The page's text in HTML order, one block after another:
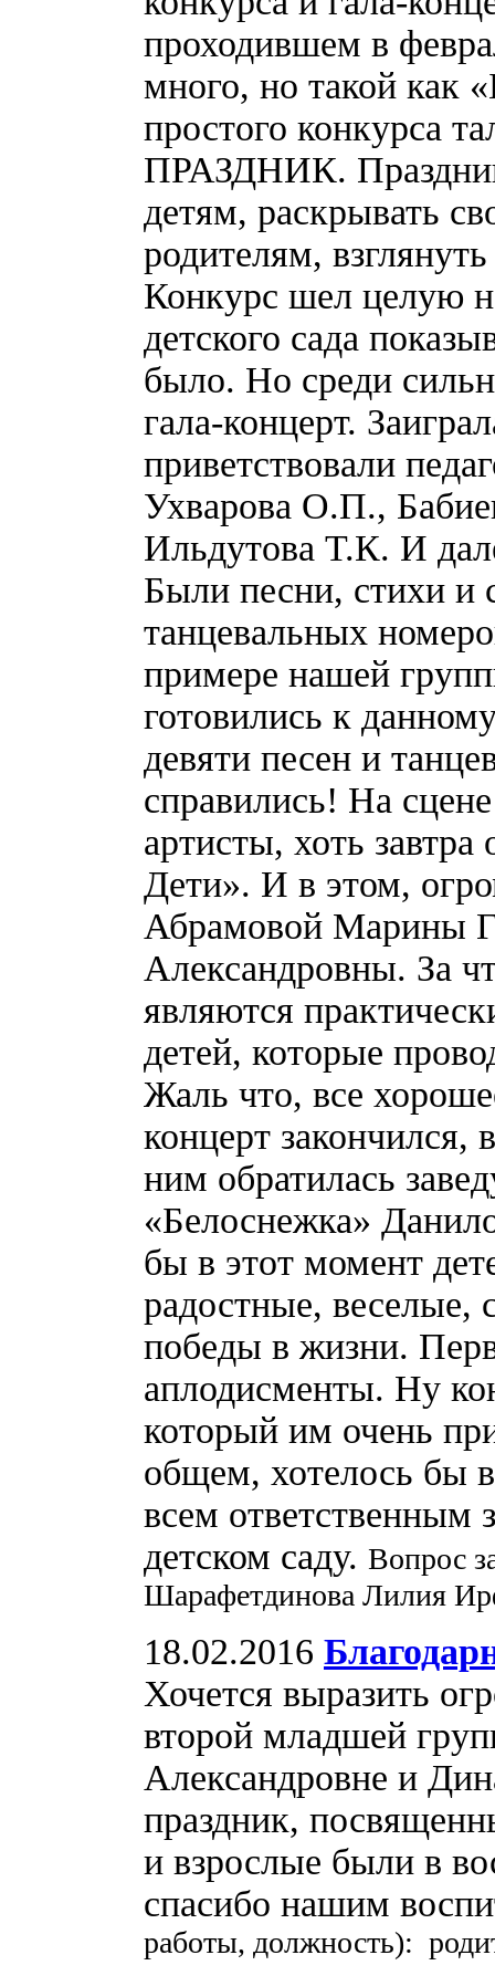
проходившем в
много, но такой как
простого конкурса
ПРАЗДНИК.
детям, раскрывать
родителям,
Конкурс шел целую
детского сада
было. Но среди
гала-концерт.
приветствовали
Ухварова О.П.,
Ильдутова Т.К. И
Были песни, стихи и
танцевальных
примере нашей
готовились к
девяти песен и
справились! На
артисты, хоть
Дети». И в этом,
Абрамовой Марины
Александровны. За
являются
детей, которые
Жаль что, все
концерт закончился,
ним обратилась
«Белоснежка»
бы в этот момент
радостные, веселые,
победы в жизни.
аплодисменты. Ну
который им очень
общем, хотелось бы
всем ответственным
детском саду. Вопрос
Шарафетдинова Лилия
18.02.2016
Хочется выразить
второй младшей
Александровне и
праздник,
и взрослые были в
спасибо нашим
работы, должность):